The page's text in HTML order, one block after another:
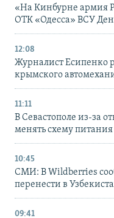
«На Кинбурне армия
ОТК «Одесса» ВСУ
12:08
Журналист Есипенко
крымского
11:11
В Севастополе из-за
менять схему питания
10:45
СМИ: В Wildberries
перенести в
09:41